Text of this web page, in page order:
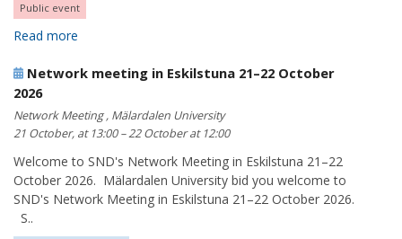
Public event
Read more
Network meeting in Eskilstuna 21–22 October
2026
Network Meeting , Mälardalen University
21 October, at 13:00 – 22 October at 12:00
Welcome to SND's Network Meeting in Eskilstuna 21–22
October 2026. Mälardalen University bid you welcome to
SND's Network Meeting in Eskilstuna 21–22 October 2026.
S..